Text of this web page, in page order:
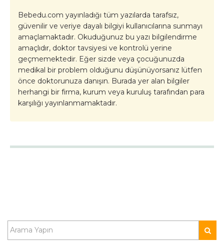
Bebedu.com yayınladığı tüm yazılarda tarafsız,
güvenilir ve veriye dayalı bilgiyi kullanıcılarına sunmayı
amaçlamaktadır. Okuduğunuz bu yazı bilgilendirme
amaçlıdır, doktor tavsiyesi ve kontrolü yerine
geçmemektedir. Eğer sizde veya çocuğunuzda
medikal bir problem olduğunu düşünüyorsanız lütfen
önce doktorunuza danışın. Burada yer alan bilgiler
herhangi bir firma, kurum veya kuruluş tarafından para
karşılığı yayınlanmamaktadır.